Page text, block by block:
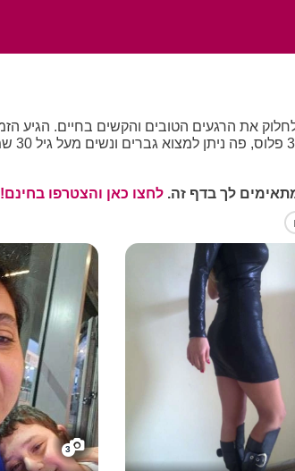
לך עם מי לחלוק את הרגעים הטובים והקשים בחיים.
לך בדף זה.לחצו כאן והצטרפו בחינם!
3